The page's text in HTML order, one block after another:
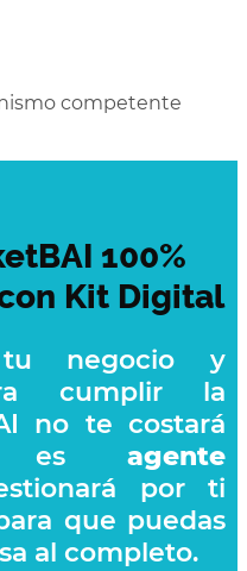
competente
100%
Kit Digital
tu negocio y
cumplir la
no te costará
es agente
por ti
que puedas
al completo.